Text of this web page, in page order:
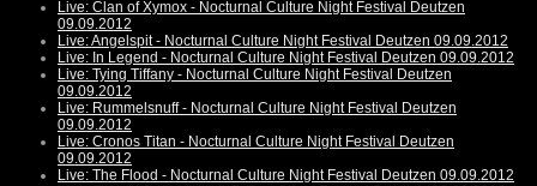
Live: Clan of Xymox - Nocturnal Culture Night Festival Deutzen
09.09.2012
Live: Angelspit - Nocturnal Culture Night Festival Deutzen 09.09.2012
Live: In Legend - Nocturnal Culture Night Festival Deutzen 09.09.2012
Live: Tying Tiffany - Nocturnal Culture Night Festival Deutzen
09.09.2012
Live: Rummelsnuff - Nocturnal Culture Night Festival Deutzen
09.09.2012
Live: Cronos Titan - Nocturnal Culture Night Festival Deutzen
09.09.2012
Live: The Flood - Nocturnal Culture Night Festival Deutzen 09.09.2012